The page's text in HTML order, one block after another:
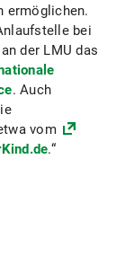
ermöglichen.
bei
der LMU das
. Auch
vom
.“